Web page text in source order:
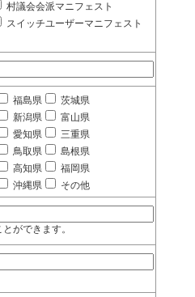
村議会会派マニフェスト
スイッチユーザーマニフェスト
福島県
茨城県
新潟県
富山県
愛知県
三重県
鳥取県
島根県
高知県
福岡県
沖縄県 その他
ができます。